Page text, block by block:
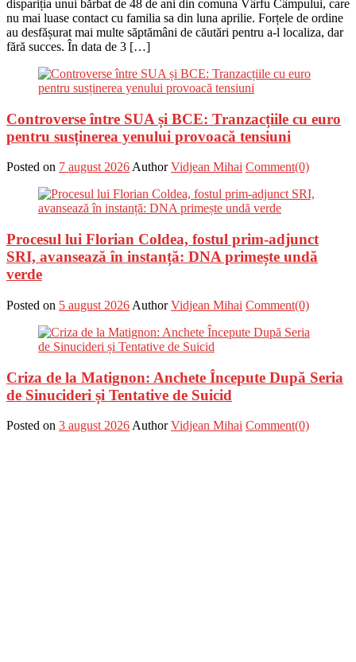
dispariția unui bărbat de 48 de ani din comuna Vârfu Câmpului, care
nu mai luase contact cu familia sa din luna aprilie. Forțele de ordine
au desfășurat mai multe săptămâni de căutări pentru a-l localiza, dar
fără succes. În data de 3 […]
Controverse între SUA și BCE: Tranzacțiile cu euro
pentru susținerea yenului provoacă tensiuni
Posted on 7 august 2026Author Vidjean Mihai Comment(0)
Procesul lui Florian Coldea, fostul prim-adjunct
SRI, avansează în instanță: DNA primește undă
verde
Posted on 5 august 2026 Author Vidjean Mihai Comment(0)
Criza de la Matignon: Anchete Începute După Seria
de Sinucideri și Tentative de Suicid
Posted on 3 august 2026 Author Vidjean Mihai Comment(0)